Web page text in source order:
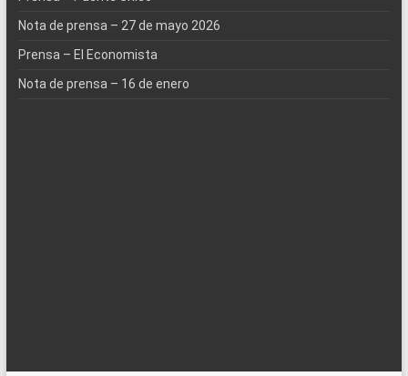
Nota de prensa – 27 de mayo 2026
Prensa – El Economista
Nota de prensa – 16 de enero